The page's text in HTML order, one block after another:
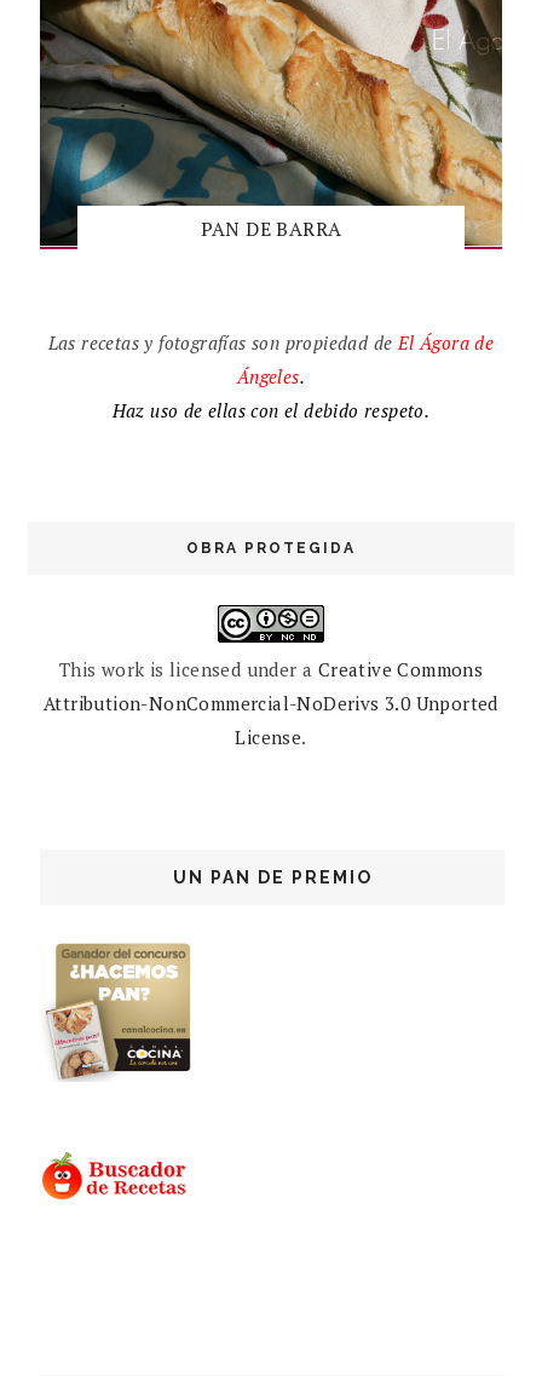
PAN DE BARRA
Las recetas y fotografías son propiedad de ElÁgora de
Ángeles.
Haz uso de ellas con el debido respeto.
OBRA PROTEGIDA
This work is licensed under a Creative Commons
Attribution-NonCommercial-NoDerivs 3.0 Unported
License.
UN PAN DE PREMIO